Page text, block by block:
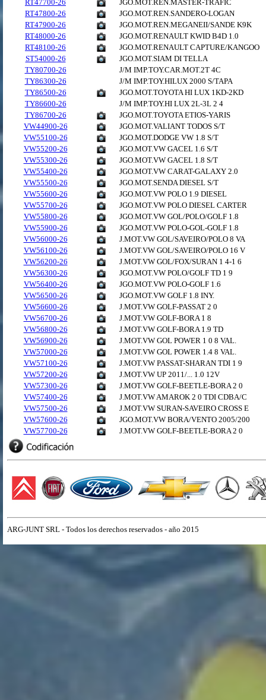
RT47700-26
JGO.MOT.REN.MASTER-TRAFIC
RT47800-26
JGO.MOT.REN.SANDERO-LOGAN
RT47900-26
JGO.MOT.REN.MEGANEII/SANDE K9K
RT48000-26
JGO.MOT.RENAULT KWID B4D 1.0
RT48100-26
JGO.MOT.RENAULT CAPTURE/KANGOO
ST54000-26
JGO.MOT.SIAM DI TELLA
TY80700-26
J/M IMP.TOY.CAR.MOT.2T 4C
TY86300-26
J/M IMP.TOY.HILUX 2000 S/TAPA
TY86500-26
JGO.MOT.TOYOTA HI LUX 1KD-2KD
TY86600-26
J/M IMP.TOY.HI LUX 2L-3L 2 4
TY86700-26
JGO.MOT.TOYOTA ETIOS-YARIS
VW44900-26
JGO.MOT.VALIANT TODOS S/T
VW55100-26
JGO.MOT.DODGE VW 1.8 S/T
VW55200-26
JGO.MOT.VW GACEL 1.6 S/T
VW55300-26
JGO.MOT.VW GACEL 1.8 S/T
VW55400-26
JGO.MOT.VW CARAT-GALAXY 2.0
VW55500-26
JGO.MOT.SENDA DIESEL S/T
VW55600-26
JGO.MOT.VW POLO 1.9 DIESEL
VW55700-26
JGO.MOT.VW POLO DIESEL CARTER
VW55800-26
JGO.MOT.VW GOL/POLO/GOLF 1.8
VW55900-26
JGO.MOT.VW POLO-GOL-GOLF 1.8
VW56000-26
J.MOT.VW GOL/SAVEIRO/POLO 8 VA
VW56100-26
J.MOT.VW GOL/SAVEIRO/POLO 16 V
VW56200-26
J.MOT.VW GOL/FOX/SURAN 1 4-1 6
VW56300-26
JGO.MOT.VW POLO/GOLF TD 1 9
VW56400-26
JGO.MOT.VW POLO-GOLF 1.6
VW56500-26
JGO.MOT.VW GOLF 1.8 INY.
VW56600-26
J.MOT.VW GOLF-PASSAT 2 0
VW56700-26
J.MOT.VW GOLF-BORA 1 8
VW56800-26
J.MOT.VW GOLF-BORA 1.9 TD
VW56900-26
J.MOT.VW GOL POWER 1 0 8 VAL.
VW57000-26
J.MOT.VW GOL POWER 1.4 8 VAL.
VW57100-26
J.MOT.VW PASSAT-SHARAN TDI 1 9
VW57200-26
J.MOT.VW UP 2011/... 1.0 12V
VW57300-26
J.MOT.VW GOLF-BEETLE-BORA 2 0
VW57400-26
J.MOT.VW AMAROK 2 0 TDI CDBA/C
VW57500-26
J.MOT.VW SURAN-SAVEIRO CROSS E
VW57600-26
JGO.MOT.VW BORA/VENTO 2005/200
VW57700-26
J.MOT.VW GOLF-BEETLE-BORA 2 0
ARG-JUNT SRL - Todos los derechos reservados - año 2015